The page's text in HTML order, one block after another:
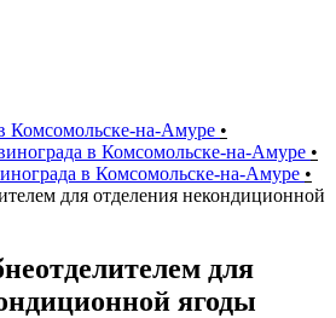
Комсомольске-на-Амуре •
в Комсомольске-на-Амуре •
в Комсомольске-на-Амуре •
для отделения некондиционной
для
ягоды